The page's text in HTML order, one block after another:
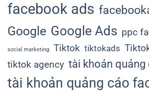
facebook ads
Google Google Ads ppc
social marketing Tiktok tiktokads
tiktok agency tài khoản quảng
tài khoản quảng cáo